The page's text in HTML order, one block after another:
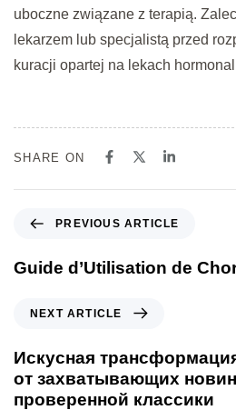
uboczne związane z terapią.
lekarzem lub specjalistą przed
kuracji opartej na lekach
SHARE ON
PREVIOUS ARTICLE
Guide d’Utilisation de
NEXT ARTICLE
Искусная
от захватывающих
проверенной классики